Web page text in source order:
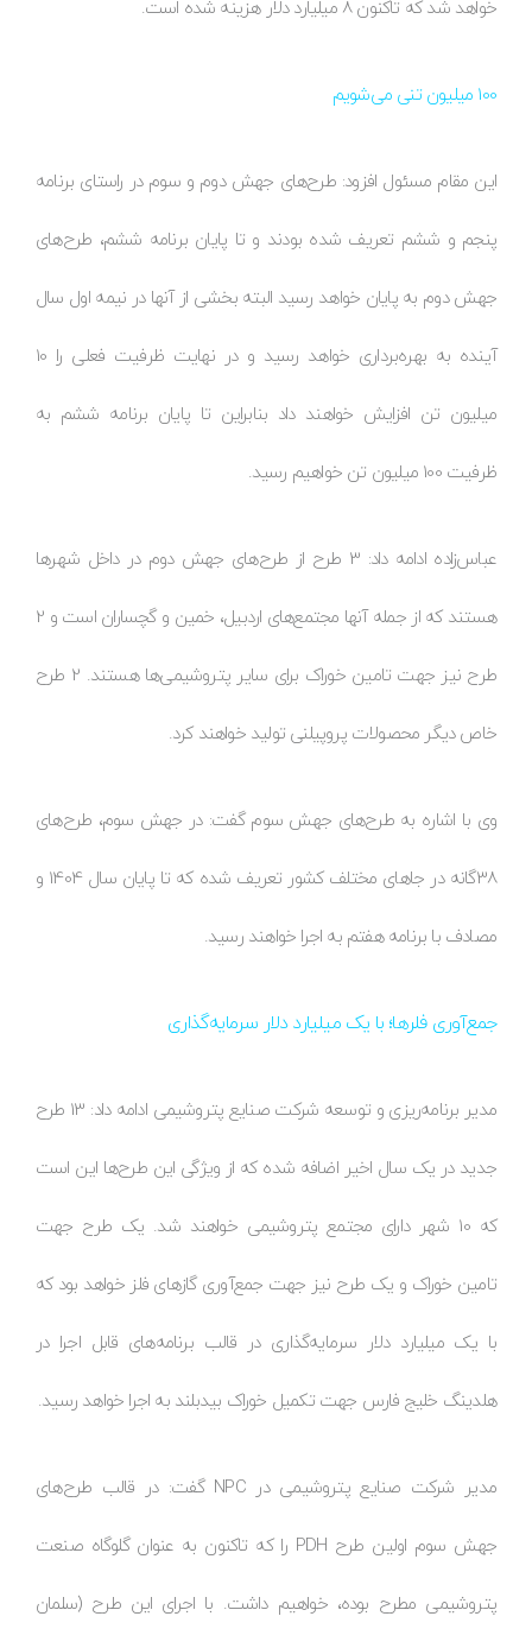
خواهد شد که تاکنون 8 میلیارد دلار هزینه شده است.
100 میلیون تنی می‌شویم
این مقام مسئول افزود: طرح‌های جهش دوم و سوم در راستای برنامه
پنجم و ششم تعریف شده بودند و تا پایان برنامه ششم، طرح‌های
جهش دوم به پایان خواهد رسید البته بخشی از آنها در نیمه اول سال
آینده به بهره‌برداری خواهد رسید و در نهایت ظرفیت فعلی را 10
میلیون تن افزایش خواهند داد بنابراین تا پایان برنامه ششم به
ظرفیت 100 میلیون تن خواهیم رسید.
عباس‌زاده ادامه داد: 3 طرح از طرح‌های جهش دوم در داخل شهرها
هستند که از جمله آنها مجتمع‌های اردبیل، خمین و گچساران است و 2
طرح نیز جهت تامین خوراک برای سایر پتروشیمی‌ها هستند. 2 طرح
خاص دیگر محصولات پروپیلنی تولید خواهند کرد.
وی با اشاره به طرح‌های جهش سوم گفت: در جهش سوم، طرح‌های
38گانه در جاهای مختلف کشور تعریف شده که تا پایان سال 1404 و
مصادف با برنامه هفتم به اجرا خواهند رسید.
جمع‌آوری فلرها؛ با یک میلیارد دلار سرمایه‌گذاری
مدیر برنامه‌ریزی و توسعه شرکت صنایع پتروشیمی ادامه داد: 13 طرح
جدید در یک سال اخیر اضافه شده که از ویژگی این طرح‌ها این است
که 10 شهر دارای مجتمع پتروشیمی خواهند شد. یک طرح جهت
تامین خوراک و یک طرح نیز جهت جمع‌آوری گازهای فلز خواهد بود که
با یک میلیارد دلار سرمایه‌گذاری در قالب برنامه‌های قابل اجرا در
هلدینگ خلیج فارس جهت تکمیل خوراک بیدبلند به اجرا خواهد رسید.
مدیر شرکت صنایع پتروشیمی در NPC گفت: در قالب طرح‌های
جهش سوم اولین طرح PDH را که تاکنون به عنوان گلوگاه صنعت
پتروشیمی مطرح بوده، خواهیم داشت. با اجرای این طرح (سلمان